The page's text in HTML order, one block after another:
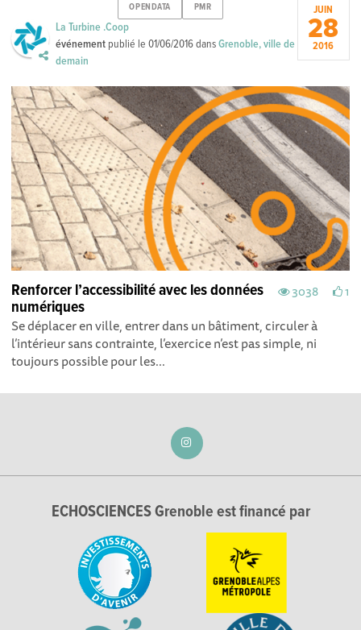
OPENDATA PMR
La Turbine .Coop
événement publié le01/06/2016dansGrenoble, ville de
demain
JUIN
28
2016
3038 1
Renforcer l’accessibilité avec les données
numériques
Se déplacer en ville, entrer dans un bâtiment, circuler à
l’intérieur sans contrainte, l’exercice n’est pas simple, ni
toujours possible pour les...
ECHOSCIENCES Grenoble est financé par